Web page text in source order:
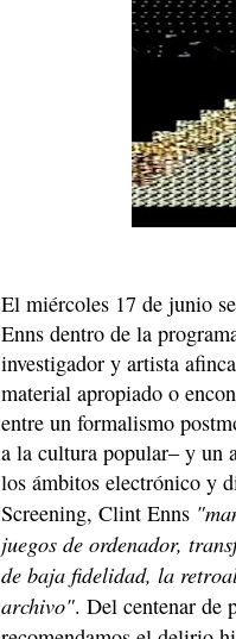
El miércoles 17 de junio
Enns dentro de la
investigador y artista
material apropiado o
entre un formalismo
a la cultura popular– y un
los ámbitos electrónico y
Screening, Clint Enns
juegos de ordenador,
de baja fidelidad, la
archivo". Del centenar de